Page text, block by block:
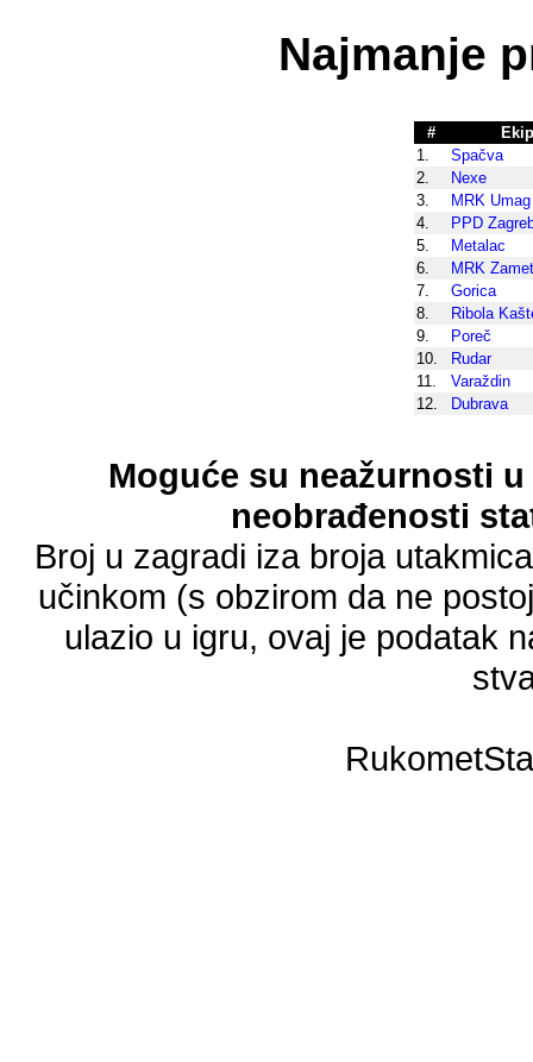
Najmanje
#
1.
Spačva
2.
Nexe
3.
MRK Umag
4.
PPD
5.
Metalac
6.
MRK Zamet
7.
Gorica
8.
Ribola
9.
Poreč
10.
Rudar
11.
Varaždin
12.
Dubrava
Moguće su neažurnosti
neobrađenosti
Broj u zagradi iza broja
učinkom (s obzirom da ne
ulazio u igru, ovaj je podatak